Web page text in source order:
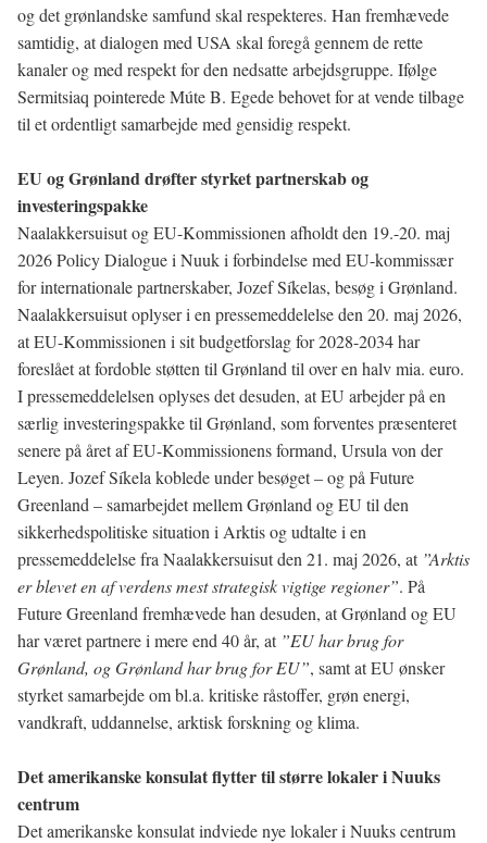
og det grønlandske samfund skal respekteres. Han fremhævede
samtidig, at dialogen med USA skal foregå gennem de rette
kanaler og med respekt for den nedsatte arbejdsgruppe. Ifølge
Sermitsiaq pointerede Múte B. Egede behovet for at vende tilbage
til et ordentligt samarbejde med gensidig respekt.
EU og Grønland drøfter styrket partnerskab og
investeringspakke
Naalakkersuisut og EU-Kommissionen afholdt den 19.-20. maj
2026 Policy Dialogue i Nuuk i forbindelse med EU-kommissær
for internationale partnerskaber, Jozef Síkelas, besøg i Grønland.
Naalakkersuisut oplyser i en pressemeddelelse den 20. maj 2026,
at EU-Kommissionen i sit budgetforslag for 2028-2034 har
foreslået at fordoble støtten til Grønland til over en halv mia. euro.
I pressemeddelelsen oplyses det desuden, at EU arbejder på en
særlig investeringspakke til Grønland, som forventes præsenteret
senere på året af EU-Kommissionens formand, Ursula von der
Leyen. Jozef Síkela koblede under besøget – og på Future
Greenland – samarbejdet mellem Grønland og EU til den
sikkerhedspolitiske situation i Arktis og udtalte i en
pressemeddelelse fra Naalakkersuisut den 21. maj 2026, at ”Arktis
er blevet en af verdens mest strategisk vigtige regioner”. På
Future Greenland fremhævede han desuden, at Grønland og EU
har været partnere i mere end 40 år, at ”EU har brug for
Grønland, og Grønland har brug for EU”, samt at EU ønsker
styrket samarbejde om bl.a. kritiske råstoffer, grøn energi,
vandkraft, uddannelse, arktisk forskning og klima.
Det amerikanske konsulat flytter til større lokaler i Nuuks
centrum
Det amerikanske konsulat indviede nye lokaler i Nuuks centrum